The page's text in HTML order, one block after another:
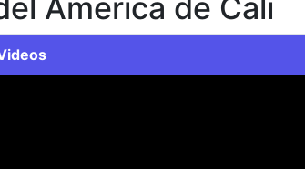
América de Cali